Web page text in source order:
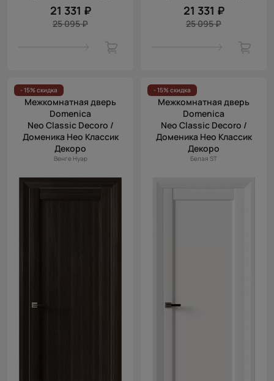
21 331 ₽
25 095 ₽
21 331 ₽
25 095 ₽
- 15% скидка
Межкомнатная дверь
Domenica
Neo Classic Decoro /
Доменика Нео Классик
Декоро
Венге Нуар
- 15% скидка
Межкомнатная дверь
Domenica
Neo Classic Decoro /
Доменика Нео Классик
Декоро
Белая ST